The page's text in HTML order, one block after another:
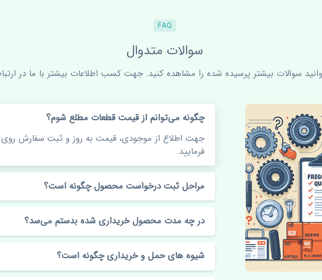
FAQ
سوالات متدوال
سوالات بیشتر پرسیده شده را مشاهده کنید. جهت کسب اطلاعات بیشتر با ما در
چگونه می‌توانم از قیمت قطعات مطلع شوم؟
جهت اطلاع از موجودی، قیمت به روز و ثبت سفارش
فرمایید.
مراحل ثبت درخواست محصول چگونه است؟
در چه مدت محصول خریداری شده بدستم می‌سد؟
شیوه های حمل و خریداری چگونه است؟